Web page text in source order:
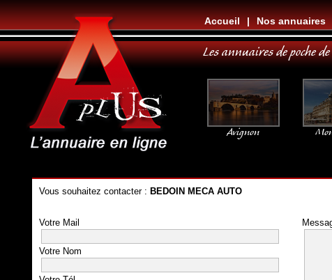
Les annuaires de poche
Accueil | Nos annuaires
Avignon
Vous souhaitez contacter : BEDOIN MECA AUTO
Votre Mail
Votre Nom